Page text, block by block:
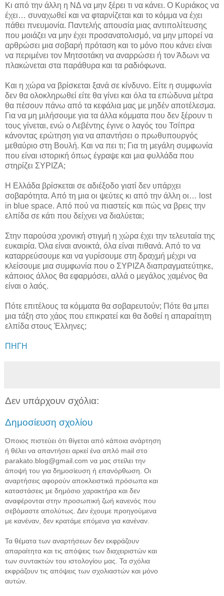
Κι από την άλλη η ΝΔ να μην ξέρει τι να κάνει. Ο Κυριάκος να
έχει… συναχωθεί και να φταρνίζεται και το κόμμα να έχει
πάθει πνευμονία. Παντελής απουσία μιας αντιπολίτευσης
που μοιάζει να μην έχει προσανατολισμό, να μην μπορεί να
αρθρώσει μια σοβαρή πρόταση και το μόνο που κάνει είναι
να περιμένει τον Μητσοτάκη να αναρρώσει ή τον Άδωνι να
πλακώνεται στα παράθυρα και τα ραδιόφωνα.
Και η χώρα να βρίσκεται ξανά σε κίνδυνο. Είτε η συμφωνία
δεν θα ολοκληρωθεί είτε θα γίνει και όλα τα επώδυνα μέτρα
θα πέσουν πάνω από τα κεφάλια μας με μηδέν αποτέλεσμα.
Για να μη μιλήσουμε για τα άλλα κόμματα που δεν ξέρουν τι
τους γίνεται, ενώ ο Λεβέντης έγινε ο λαγός του Τσίπρα
κάνοντας ερώτηση για να απαντήσει ο πρωθυπουργός
μεθαύριο στη Βουλή. Και να πει τι; Για τη μεγάλη συμφωνία
που είναι ιστορική όπως έγραψε και μια φυλλάδα που
στηρίζει ΣΥΡΙΖΑ;
Η Ελλάδα βρίσκεται σε αδιέξοδο γιατί δεν υπάρχει
σοβαρότητα. Από τη μια οι ψεύτες κι από την άλλη οι… lost
in blue space. Από πού να πιαστείς και πώς να βρεις την
ελπίδα σε κάτι που δείχνει να διαλύεται;
Στην παρούσα χρονική στιγμή η χώρα έχει την τελευταία της
ευκαιρία. Όλα είναι ανοικτά, όλα είναι πιθανά. Από το να
καταρρεύσουμε και να γυρίσουμε στη δραχμή μέχρι να
κλείσουμε μια συμφωνία που ο ΣΥΡΙΖΑ διαπραγματεύτηκε,
κάποιος άλλος θα εφαρμόσει, αλλά ο μεγάλος χαμένος θα
είναι ο λαός.
Πότε επιτέλους τα κόμματα θα σοβαρευτούν; Πότε θα μπει
μια τάξη στο χάος που επικρατεί και θα δοθεί η απαραίτητη
ελπίδα στους Έλληνες;
ΠΗΓΗ
Δεν υπάρχουν σχόλια:
Δημοσίευση σχολίου
Όποιος πιστεύει ότι θίγεται από κάποια ανάρτηση
ή θέλει να απαντήσει αρκεί ένα απλό mail στο
parakato.blog@gmail.com να μας στείλει την
άποψή του για δημοσίευση ή επανόρθωση. Οι
αναρτήσεις αφορούν αποκλειστικά πρόσωπα και
καταστάσεις με δημόσιο χαρακτήρα και δεν
αναφέρονται στην προσωπική ζωή κανενός που
σεβόμαστε απολύτως. Δεν έχουμε προηγούμενα
με κανέναν, δεν κρατάμε επόμενα για κανέναν.
Τα θέματα των αναρτήσεων δεν εκφράζουν
απαραίτητα και τις απόψεις των διαχειριστών και
των συντακτών του ιστολογίου μας. Τα σχόλια
εκφράζουν τις απόψεις των σχολιαστών και μόνο
αυτών.